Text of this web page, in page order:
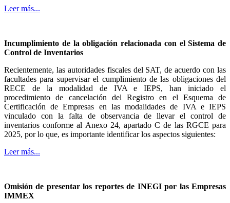
Leer más...
Incumplimiento de la obligación relacionada con el Sistema de
Control de Inventarios
Recientemente, las autoridades fiscales del SAT, de acuerdo con las
facultades para supervisar el cumplimiento de las obligaciones del
RECE de la modalidad de IVA e IEPS, han iniciado el
procedimiento de cancelación del Registro en el Esquema de
Certificación de Empresas en las modalidades de IVA e IEPS
vinculado con la falta de observancia de llevar el control de
inventarios conforme al Anexo 24, apartado C de las RGCE para
2025, por lo que, es importante identificar los aspectos siguientes:
Leer más...
Omisión de presentar los reportes de INEGI por las Empresas
IMMEX